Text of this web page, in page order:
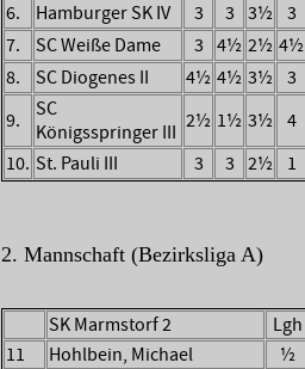
6.
Hamburger SK IV 3 3 3½ 3
7.
SC Weiße Dame 3 4½ 2½ 4½
8.
SC Diogenes II 4½ 4½ 3½ 3
9.
SC
Königsspringer III 2½ 1½ 3½ 4
10. St. Pauli III 3 3 2½ 1
2. Mannschaft (Bezirksliga A)
SK Marmstorf2 Lgh
11
Hohlbein, Michael ½